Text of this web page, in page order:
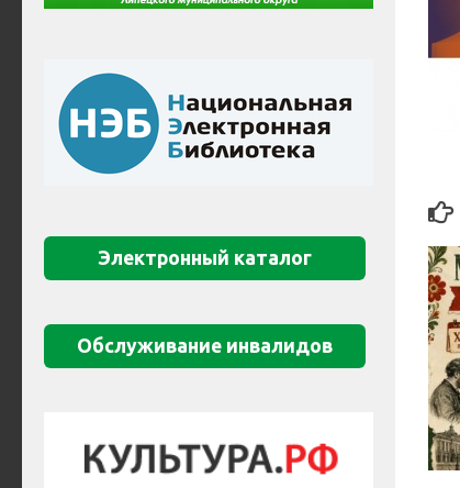
Электронный каталог
Обслуживание инвалидов